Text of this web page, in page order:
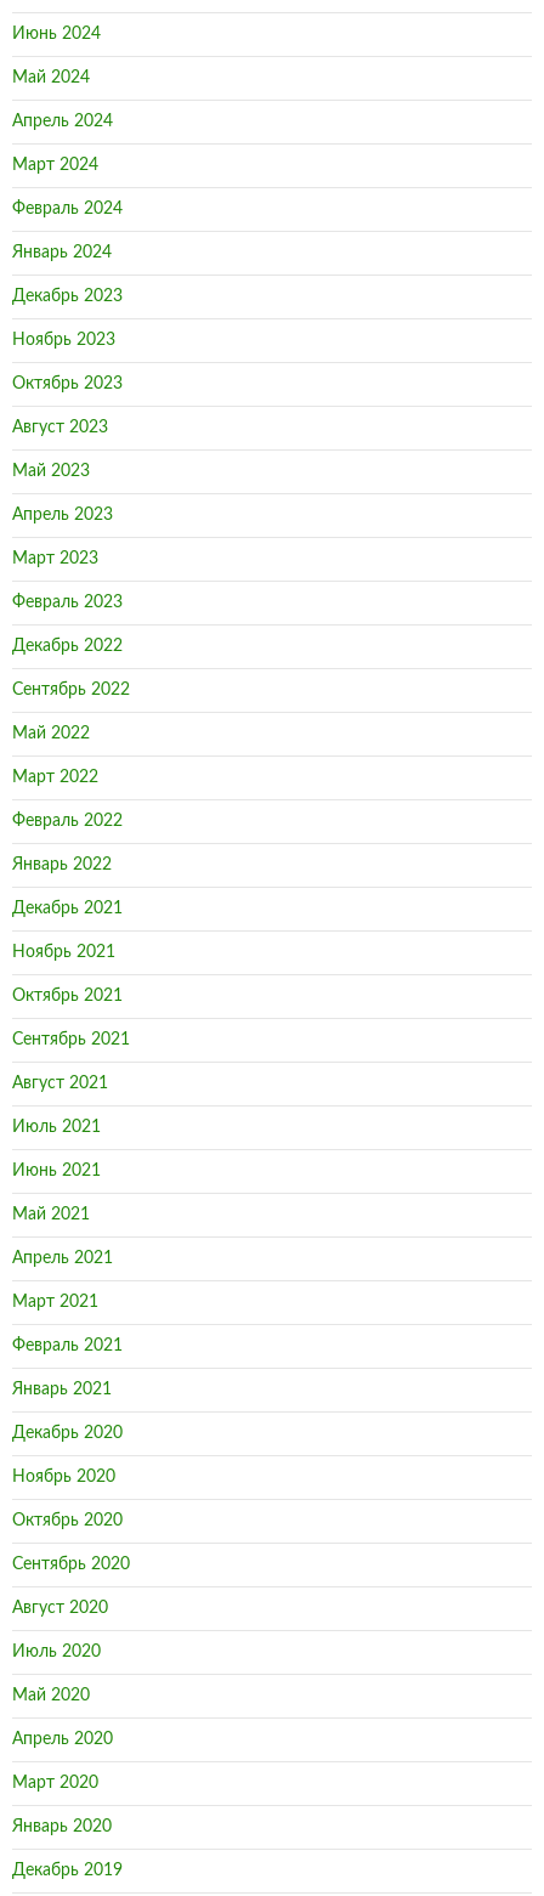
Июнь 2024
Май 2024
Апрель 2024
Март 2024
Февраль 2024
Январь 2024
Декабрь 2023
Ноябрь 2023
Октябрь 2023
Август 2023
Май 2023
Апрель 2023
Март 2023
Февраль 2023
Декабрь 2022
Сентябрь 2022
Май 2022
Март 2022
Февраль 2022
Январь 2022
Декабрь 2021
Ноябрь 2021
Октябрь 2021
Сентябрь 2021
Август 2021
Июль 2021
Июнь 2021
Май 2021
Апрель 2021
Март 2021
Февраль 2021
Январь 2021
Декабрь 2020
Ноябрь 2020
Октябрь 2020
Сентябрь 2020
Август 2020
Июль 2020
Май 2020
Апрель 2020
Март 2020
Январь 2020
Декабрь 2019